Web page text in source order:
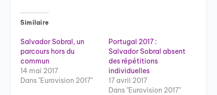
Similaire
Salvador Sobral, un
parcours hors du
commun
14 mai 2017
Dans "Eurovision 2017"
Portugal 2017 :
Salvador Sobral absent
des répétitions
individuelles
17 avril 2017
Dans "Eurovision 2017"